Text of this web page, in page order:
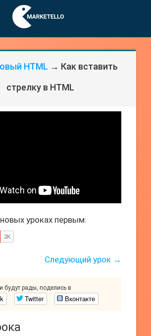
HTML → Как вставить
стрелку в HTML
уроках первым:
Следующий урок →
будут рады, поделись в
Twitter Вконтакте